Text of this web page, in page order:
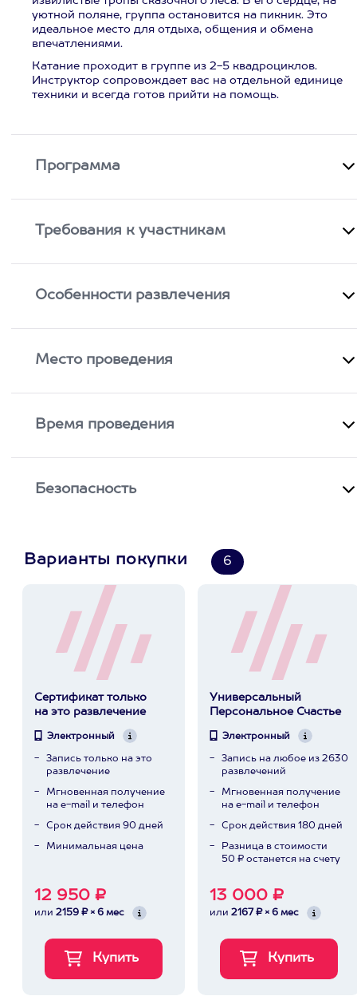
уютной поляне, группа остановится на пикник. Это
идеальное место для отдыха, общения и обмена
впечатлениями.
Катание проходит в группе из 2-5 квадроциклов.
Инструктор сопровождает вас на отдельной единице
техники и всегда готов прийти на помощь.
Программа
Требования к участникам
Особенности развлечения
Место проведения
Время проведения
Безопасность
Варианты покупки 6
Сертификат только
на это развлечение
Электронный
Запись только на это
развлечение
Мгновенная получение
на e-mail и телефон
Срок действия 90 дней
Минимальная цена
12 950 ₽
или 2159 ₽ × 6 мес
Универсальный
Персональное Счастье
Электронный
Запись на любое из 2630
развлечений
Мгновенная получение
на e-mail и телефон
Срок действия 180 дней
Разница в стоимости
50 ₽ останется на счету
13 000 ₽
или 2167 ₽ × 6 мес